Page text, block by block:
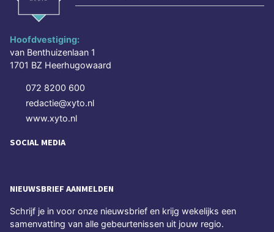
Hoofdvestiging:
van Benthuizenlaan 1
1701 BZ Heerhugowaard
072 8200 600
redactie@xyto.nl
www.xyto.nl
SOCIAL MEDIA
NIEUWSBRIEF AANMELDEN
Schrijf je in voor onze nieuwsbrief en krijg wekelijks een
samenvatting van alle gebeurtenissen uit jouw regio.